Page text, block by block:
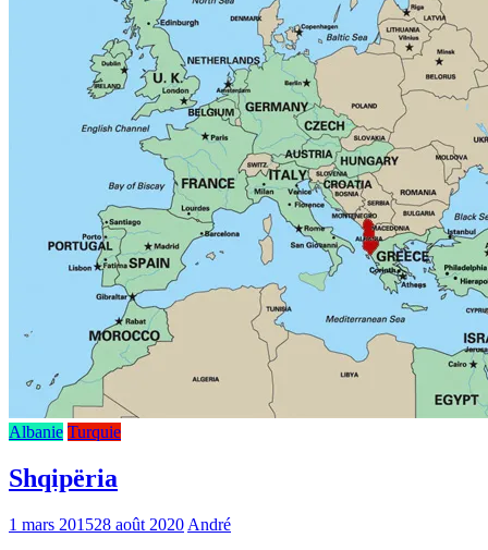
Albanie Turquie
Shqipëria
1 mars 201528 août 2020 André